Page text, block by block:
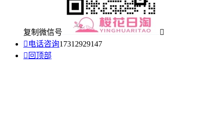
复制微信号

 电话咨询17312929147
 回顶部